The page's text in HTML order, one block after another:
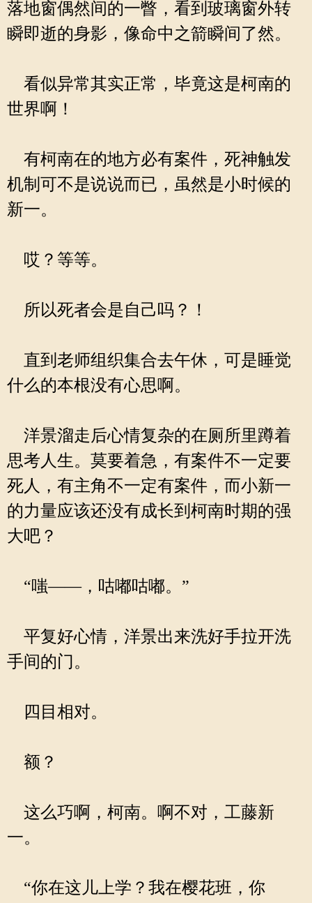
落地窗偶然间的一瞥，看到玻璃窗外转
瞬即逝的身影，像命中之箭瞬间了然。
看似异常其实正常，毕竟这是柯南的
世界啊！
有柯南在的地方必有案件，死神触发
机制可不是说说而已，虽然是小时候的
新一。
哎？等等。
所以死者会是自己吗？！
直到老师组织集合去午休，可是睡觉
什么的本根没有心思啊。
洋景溜走后心情复杂的在厕所里蹲着
思考人生。莫要着急，有案件不一定要
死人，有主角不一定有案件，而小新一
的力量应该还没有成长到柯南时期的强
大吧？
“嗤——，咕嘟咕嘟。”
平复好心情，洋景出来洗好手拉开洗
手间的门。
四目相对。
额？
这么巧啊，柯南。啊不对，工藤新
一。
“你在这儿上学？我在樱花班，你